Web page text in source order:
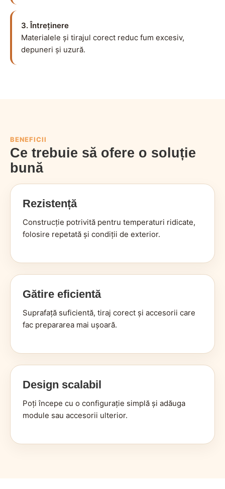
3. Întreținere
Materialele și tirajul corect reduc fum excesiv,
depuneri și uzură.
BENEFICII
Ce trebuie să ofere o soluție
bună
Rezistență
Construcție potrivită pentru temperaturi ridicate,
folosire repetată și condiții de exterior.
Gătire eficientă
Suprafață suficientă, tiraj corect și accesorii care
fac prepararea mai ușoară.
Design scalabil
Poți începe cu o configurație simplă și adăuga
module sau accesorii ulterior.